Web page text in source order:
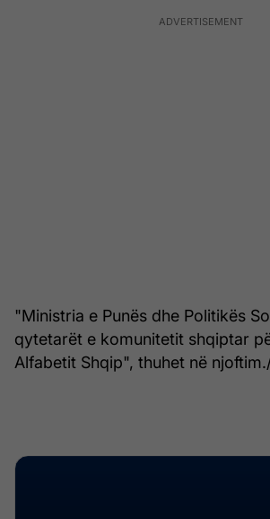
"Ministria e Punës dhe Politikës
qytetarët e komunitetit shqiptar
Alfabetit Shqip", thuhet në